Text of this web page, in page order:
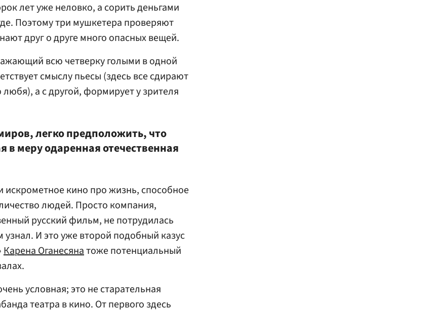
лет уже неловко, а сорить деньгами
Поэтому три мушкетера проверяют
друг о друге много опасных вещей.
всю четверку голыми в одной
смыслу пьесы (здесь все сдирают
а с другой, формирует у зрителя
легко предположить, что
в меру одаренная отечественная
искрометное кино про жизнь, способное
людей. Просто компания,
русский фильм, не потрудилась
узнал. И это уже второй подобный казус
Карена Оганесянатоже потенциальный
условная; это не старательная
театра в кино. От первого здесь